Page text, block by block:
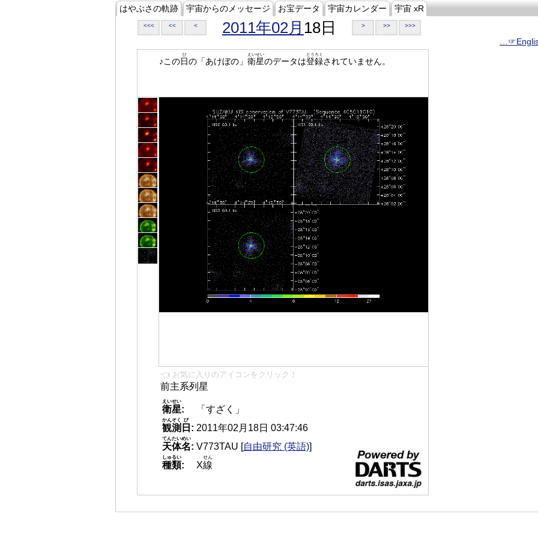
はやぶさの軌跡 宇宙からのメッセージ お宝データ 宇宙カレンダー 宇宙 xR
<<< << < 2011年02月 18日 > >> >>>
♪この日
ひ
の「あけぼの」 衛星
えいせい
のデータは登録
とうろく
されていません。
👈 お気に入りのアイコンをクリック！
前主系列星
衛星
えいせい
:
「すざく」
観測
かんそく
日
び
: 2011年02月18日 03:47:46
天体名
てんたいめい
: V773TAU [自由研究 (英語)]
種類
しゅるい
: X線
せん